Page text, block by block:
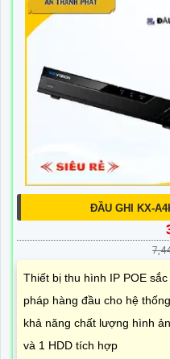
ĐẦU GHI KX-
Thiết bị thu hình IP POE
pháp hàng đầu cho hệ
khả năng chất lượng hình
và 1 HDD tích hợp